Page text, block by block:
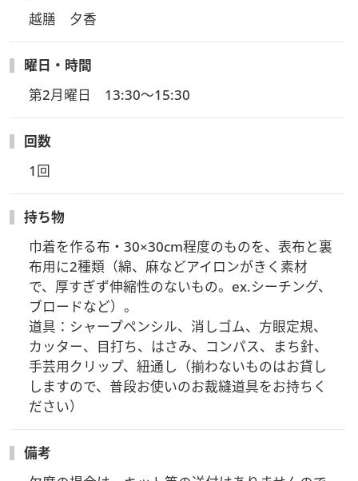
午前のレッスンもあります！
※東京校でも実施予定がございます。
越膳　夕香
曜日・時間
第2月曜日　13:30～15:30
回数
1回
持ち物
巾着を作る布・30×30cm程度のものを、表布と裏
布用に2種類（綿、麻などアイロンがきく素材
で、厚すぎず伸縮性のないもの。ex.シーチング、
ブロードなど）。
道具：シャープペンシル、消しゴム、方眼定規、
カッター、目打ち、はさみ、コンパス、まち針、
手芸用クリップ、紐通し（揃わないものはお貸し
しますので、普段お使いのお裁縫道具をお持ちく
ださい）
備考